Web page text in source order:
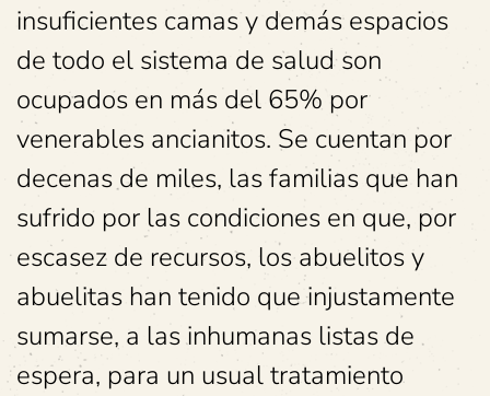
insuficientes camas y demás espacios
de todo el sistema de salud son
ocupados en más del 65% por
venerables ancianitos. Se cuentan por
decenas de miles, las familias que han
sufrido por las condiciones en que, por
escasez de recursos, los abuelitos y
abuelitas han tenido que injustamente
sumarse, a las inhumanas listas de
espera, para un usual tratamiento